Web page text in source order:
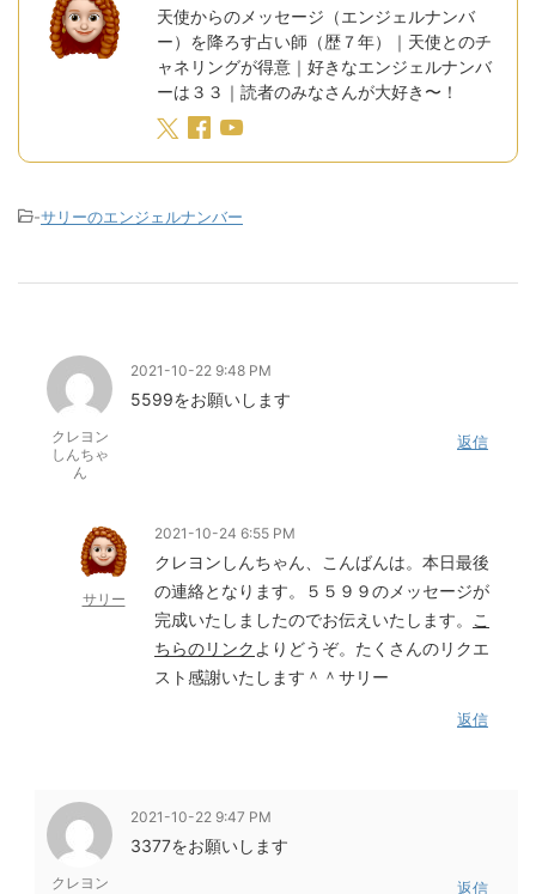
天使からのメッセージ（エンジェルナンバ
ー）を降ろす占い師（歴７年）｜天使とのチ
ャネリングが得意｜好きなエンジェルナンバ
ーは３３｜読者のみなさんが大好き〜！
-サリーのエンジェルナンバー
クレヨン
しんちゃ
ん
2021-10-22 9:48 PM
5599をお願いします
返信
サリー
2021-10-24 6:55 PM
クレヨンしんちゃん、こんばんは。本日最後
の連絡となります。５５９９のメッセージが
完成いたしましたのでお伝えいたします。
こ
ちらのリンク よりどうぞ。たくさんのリクエ
スト感謝いたします＾＾サリー
返信
クレヨン
2021-10-22 9:47 PM
3377をお願いします
返信